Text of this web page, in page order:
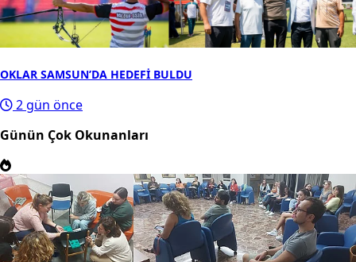
OKLAR SAMSUN’DA HEDEFİ BULDU
2 gün önce
Günün Çok Okunanları